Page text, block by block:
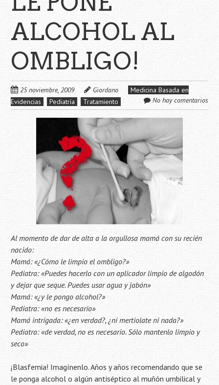
ALCOHOL AL
OMBLIGO!
25 noviembre, 2009 Giordano
Medicina Basada en
Evidencias
Pediatría Tratamiento No hay comentarios
Al momento de dar de alta a la orgullosa mamá con su recién
nacido:
Mamá: «¿Cómo le limpio el ombligo?»
Pediatra: «Puedes hacerlo con un aplicador limpio de algodón
y dejar que seque. Puedes usar agua y jabón»
Mamá: «¿y le pongo alcohol?»
Pediatra: «no es necesario»
Mamá intrigada: «¿en verdad?, ¿ni mertiolate ni nada?»
Pediatra: «de verdad, no es necesario. Sólo mantenlo limpio y
seco»
¡Blasfemia! Imagínenlo. Años y años recomendando que se
le ponga alcohol o algún antiséptico al muñón umbilical y